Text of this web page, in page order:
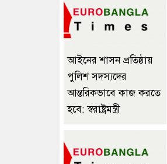
আইনের শাসন প্রতিষ্ঠায়
পুলিশ সদস্যদের
আন্তরিকভাবে কাজ করতে
হবে: স্বরাষ্ট্রমন্ত্রী